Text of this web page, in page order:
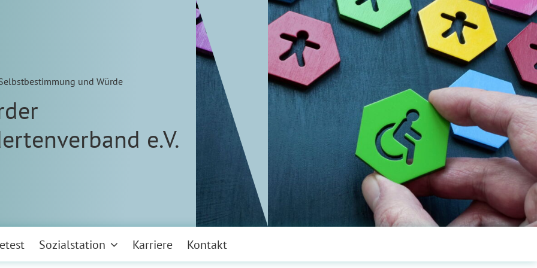
und Würde
e.V.
Sozialstation Karriere Kontakt